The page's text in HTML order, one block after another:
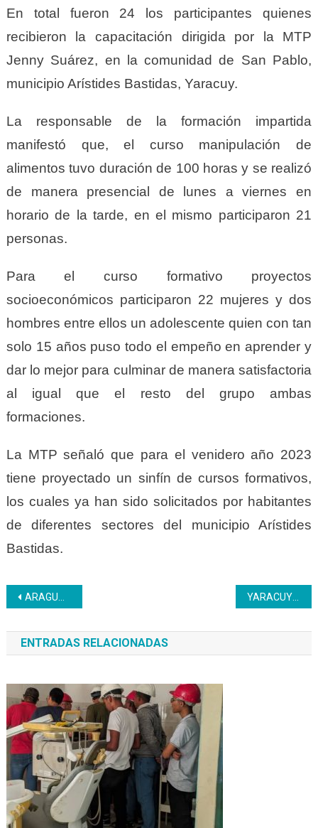
En total fueron 24 los participantes quienes
recibieron la capacitación dirigida por la MTP
Jenny Suárez, en la comunidad de San Pablo,
municipio Arístides Bastidas, Yaracuy.
La responsable de la formación impartida
manifestó que, el curso manipulación de
alimentos tuvo duración de 100 horas y se realizó
de manera presencial de lunes a viernes en
horario de la tarde, en el mismo participaron 21
personas.
Para el curso formativo proyectos
socioeconómicos participaron 22 mujeres y dos
hombres entre ellos un adolescente quien con tan
solo 15 años puso todo el empeño en aprender y
dar lo mejor para culminar de manera satisfactoria
al igual que el resto del grupo ambas
formaciones.
La MTP señaló que para el venidero año 2023
tiene proyectado un sinfín de cursos formativos,
los cuales ya han sido solicitados por habitantes
de diferentes sectores del municipio Arístides
Bastidas.
Navegación
de
entradas
ARAGUA | Los niños disfrutaron de piscinada navideña YARACUY | Hijos de trabajadores del Inces disfrutaron de compartir navideño
ENTRADAS RELACIONADAS